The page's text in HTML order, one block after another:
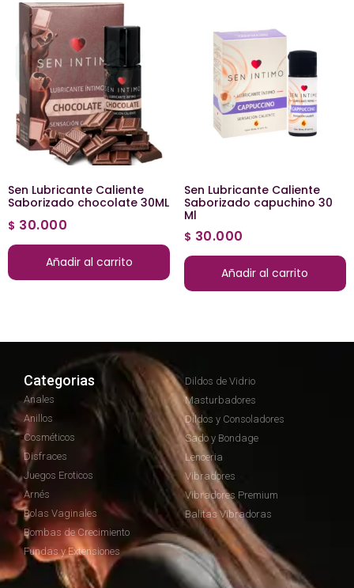
Sen Lubricante Caliente
Saborizado chocolate 30ML
$ 30.000
Añadir al carrito
Sen Lubricante Caliente
Saborizado capuchino 30
Ml
$ 30.000
Añadir al carrito
Categorias
Anales
Anillos
Cosméticos
Disfraces
Juegos Eroticos
Arnés
Bolas Vaginales
Bombas de Crecimiento
Fundas y Extensiones
Dildos de Vidrio
Masturbadores
Dildos y Consoladores
Sado y Bondage
Lenceria
Vibradores
Vibradores Premium
Balitas Vibradoras